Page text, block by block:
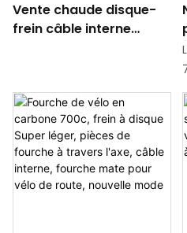
considérablement le poids
de l'extrémité avant de la
faisant facilement face aux
défis de gravier, de boue et
de conditions de la route
complexe
Vente chaude disque-
frein câble interne
interne mat brillant
fourche vélo de route